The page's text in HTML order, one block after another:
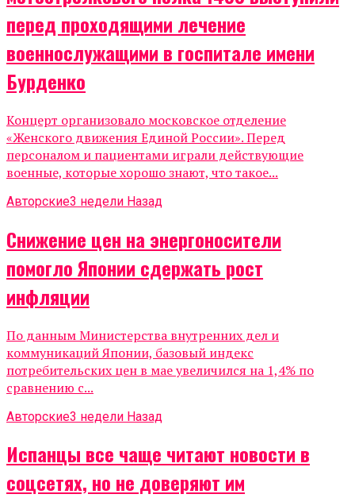
перед проходящими лечение
военнослужащими в госпитале имени
Бурденко
Концерт организовало московское отделение
«Женского движения Единой России». Перед
персоналом и пациентами играли действующие
военные, которые хорошо знают, что такое...
Авторские3 недели Назад
Снижение цен на энергоносители
помогло Японии сдержать рост
инфляции
По данным Министерства внутренних дел и
коммуникаций Японии, базовый индекс
потребительских цен в мае увеличился на 1,4% по
сравнению с...
Авторские3 недели Назад
Испанцы все чаще читают новости в
соцсетях, но не доверяют им